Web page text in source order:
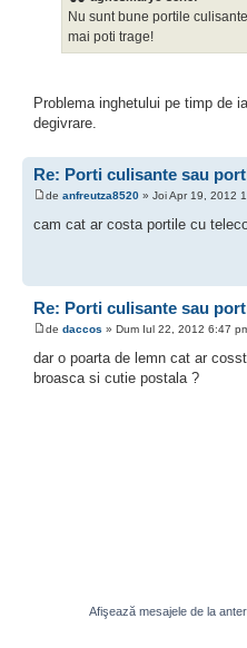
Nu sunt bune portile
mai poti trage!
Problema inghetului pe timp de
degivrare.
Re: Porti culisante sau
de anfreutza8520 » Joi Apr 19, 2012
cam cat ar costa portile cu
Re: Porti culisante sau
de daccos » Dum Iul 22, 2012 6:47
dar o poarta de lemn cat ar
broasca si cutie postala ?
Afişează mesajele de la